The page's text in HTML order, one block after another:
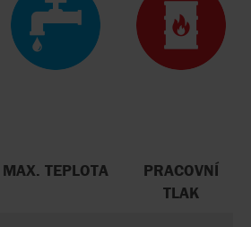
MAX. TEPLOTA
PRACOVNÍ
TLAK